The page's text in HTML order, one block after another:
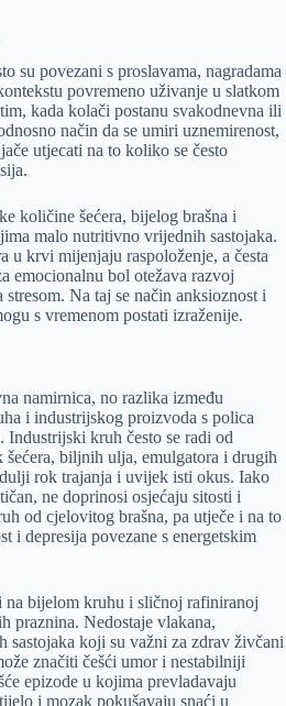
su povezani s proslavama, nagradama
povremeno uživanje u slatkom
kada kolači postanu svakodnevna ili
način da se umiri uznemirenost,
utjecati na to koliko se često
količine šećera, bijelog brašna i
malo nutritivno vrijednih sastojaka.
u krvi mijenjaju raspoloženje, a česta
emocionalnu bol otežava razvoj
Na taj se način anksioznost i
s vremenom postati izraženije.
namirnica, no razlika između
i industrijskog proizvoda s polica
Industrijski kruh često se radi od
šećera, biljnih ulja, emulgatora i drugih
rok trajanja i uvijek isti okus. Iako
ne doprinosi osjećaju sitosti i
od cjelovitog brašna, pa utječe i na to
i depresija povezane s energetskim
na bijelom kruhu i sličnoj rafiniranoj
praznina. Nedostaje vlakana,
sastojaka koji su važni za zdrav živčani
značiti češći umor i nestabilniji
epizode u kojima prevladavaju
i mozak pokušavaju snaći u